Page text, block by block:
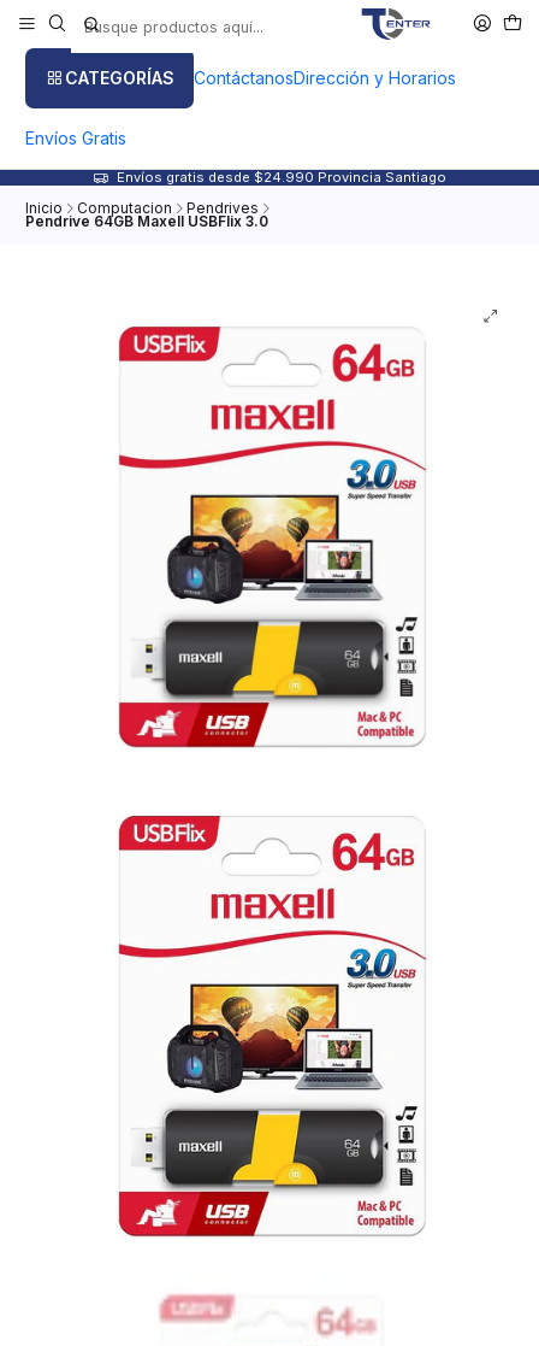
CATEGORÍAS ContáctanosDirección y Horarios
Envíos Gratis
Envíos gratis desde $24.990 Provincia Santiago
Inicio Computacion Pendrives
Pendrive 64GB Maxell USBFlix 3.0